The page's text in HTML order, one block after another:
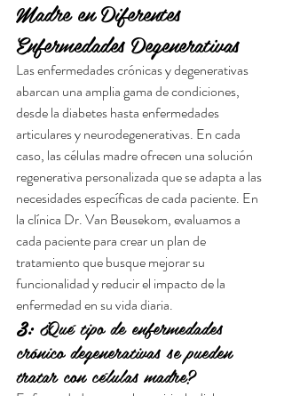
Madre en Diferentes
Enfermedades Degenerativas
Las enfermedades crónicas y degenerativas
abarcan una amplia gama de condiciones,
desde la diabetes hasta enfermedades
articulares y neurodegenerativas. En cada
caso, las células madre ofrecen una solución
regenerativa personalizada que se adapta a las
necesidades específicas de cada paciente. En
la clínica Dr. Van Beusekom, evaluamos a
cada paciente para crear un plan de
tratamiento que busque mejorar su
funcionalidad y reducir el impacto de la
enfermedad en su vida diaria.
3: ¿Qué tipo de enfermedades
crónico degenerativas se pueden
tratar con células madre?